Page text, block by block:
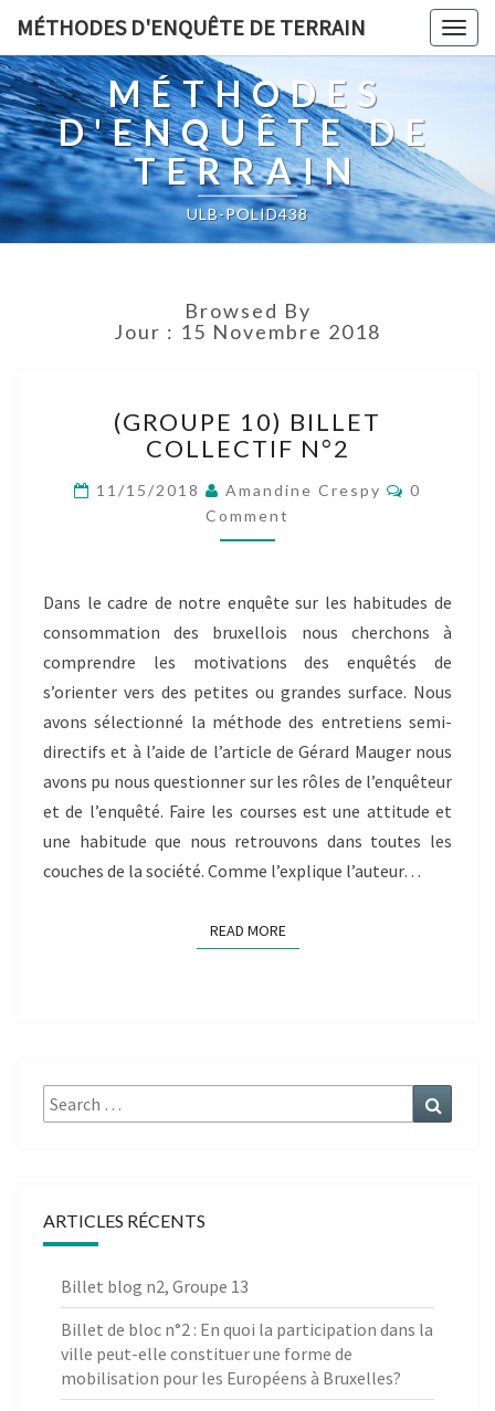
MÉTHODES D'ENQUÊTE DE TERRAIN
MÉTHODES
D'ENQUÊTE DE
TERRAIN
ULB-POLID438
Browsed By
Jour : 15 Novembre 2018
10)
BILLET
N°2
(GROUPE 10) BILLET
COLLECTIF N°2
11/15/2018 Amandine Crespy
0
Comment
Dans le cadre de notre enquête sur les habitudes de
consommation des bruxellois nous cherchons à
comprendre les motivations des enquêtés de
s’orienter vers des petites ou grandes surface. Nous
avons sélectionné la méthode des entretiens semi-
directifs et à l’aide de l’article de Gérard Mauger nous
avons pu nous questionner sur les rôles de l’enquêteur
et de l’enquêté. Faire les courses est une attitude et
une habitude que nous retrouvons dans toutes les
couches de la société. Comme l’explique l’auteur…
READ MOREREAD MORE
Search
for:
ARTICLES RÉCENTS
Billet blog n2, Groupe 13
Billet de bloc n°2 : En quoi la participation dans la
ville peut-elle constituer une forme de
mobilisation pour les Européens à Bruxelles?